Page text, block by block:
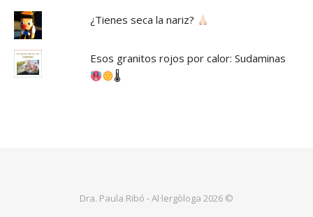
¿Tienes seca la nariz?
Esos granitos rojos por calor: Sudaminas
🌡
Dra. Paula Ribó - Al·lergòloga 2026 ©